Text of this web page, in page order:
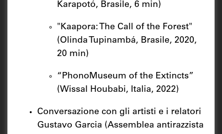
Karapotó, Brasile, 6 min)
"Kaapora: The Call of the Forest"
(Olinda Tupinambá, Brasile, 2020,
20 min)
“PhonoMuseum of the Extincts”
(Wissal Houbabi, Italia, 2022)
Conversazione con gli artisti e i relatori
Gustavo Garcia (Assemblea antirazzista